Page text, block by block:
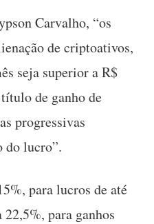
Carvalho, “os
de criptoativos,
seja superior a R$
de ganho de
progressivas
do lucro”.
para lucros de até
para ganhos